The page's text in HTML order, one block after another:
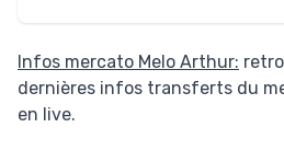
Infos mercato Melo Arthur:
dernières infos transferts du
en live.